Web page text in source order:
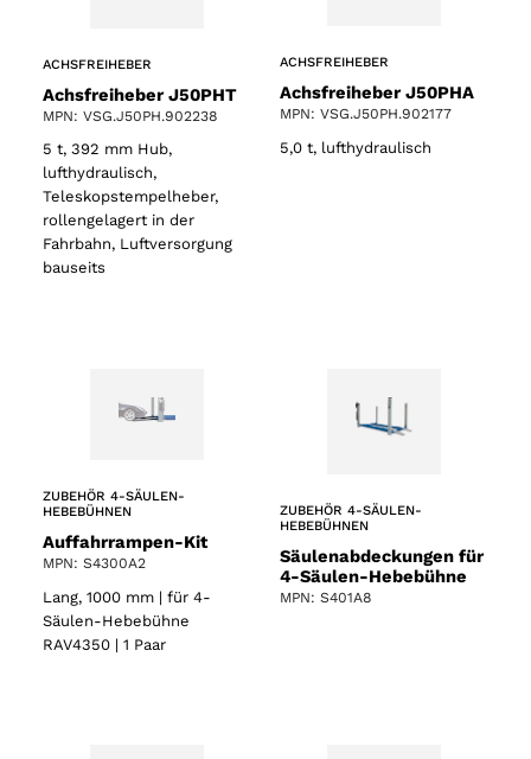
ACHSFREIHEBER
Achsfreiheber J50PHT
MPN: VSG.J50PH.902238
5 t, 392 mm Hub,
lufthydraulisch,
Teleskopstempelheber,
rollengelagert in der
Fahrbahn, Luftversorgung
bauseits
ACHSFREIHEBER
Achsfreiheber J50PHA
MPN: VSG.J50PH.902177
5,0 t, lufthydraulisch
ZUBEHÖR 4-SÄULEN-
HEBEBÜHNEN
Auffahrrampen-Kit
MPN: S4300A2
Lang, 1000 mm | für 4-
Säulen-Hebebühne
RAV4350 | 1 Paar
ZUBEHÖR 4-SÄULEN-
HEBEBÜHNEN
Säulenabdeckungen für
4-Säulen-Hebebühne
MPN: S401A8